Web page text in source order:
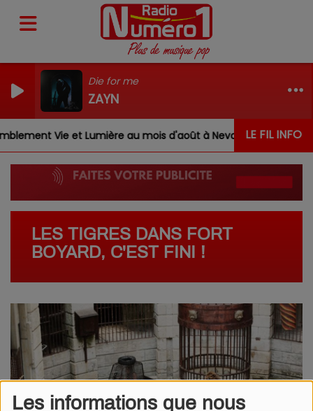
Les informations que nous
Die for me
ZAYN
LE FIL INFO
Vie et Lumière au mois d'août à Nevoy Louis,
LES TIGRES DANS FORT
BOYARD, C'EST FINI !